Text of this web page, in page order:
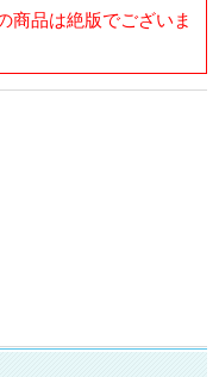
商品は絶版でございま